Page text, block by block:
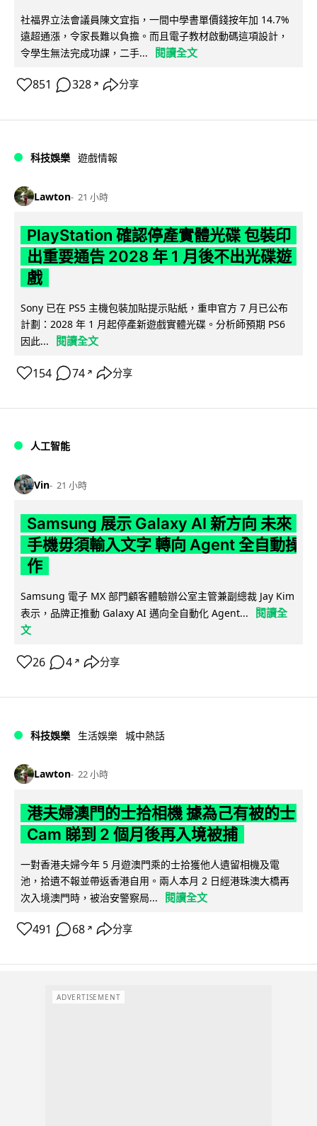
社福界立法會議員陳文宜指，一間中學書單價錢按年加 14.7%
遠超通漲，令家長難以負擔。而且電子教材啟動碼這項設計，
令學生無法完成功課，二手...
閱讀全文
851 328 ↗ 分享
科技娛樂 遊戲情報
Lawton 21 小時
PlayStation 確認停產實體光碟 包裝印
出重要通告 2028 年 1 月後不出光碟遊
戲
Sony 已在 PS5 主機包裝加貼提示貼紙，重申官方 7 月已公布
計劃：2028 年 1 月起停產新遊戲實體光碟。分析師預期 PS6
因此...
閱讀全文
154 74 ↗ 分享
人工智能
Vin 21 小時
Samsung 展示 Galaxy AI 新方向 未來
手機毋須輸入文字 轉向 Agent 全自動操
作
Samsung 電子 MX 部門顧客體驗辦公室主管兼副總裁 Jay Kim
表示，品牌正推動 Galaxy AI 邁向全自動化 Agent...
閱讀全
文
26 4 ↗ 分享
科技娛樂 生活娛樂 城中熱話
Lawton 22 小時
港夫婦澳門的士拾相機 據為己有被的士
Cam 睇到 2 個月後再入境被捕
一對香港夫婦今年 5 月遊澳門乘的士拾獲他人遺留相機及電
池，拾遺不報並帶返香港自用。兩人本月 2 日經港珠澳大橋再
次入境澳門時，被治安警察局...
閱讀全文
491 68 ↗ 分享
ADVERTISEMENT